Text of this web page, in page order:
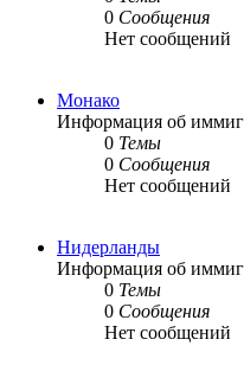
0 Сообщения
Нет сообщений
Монако
Информация об
0 Темы
0 Сообщения
Нет сообщений
Нидерланды
Информация об
0 Темы
0 Сообщения
Нет сообщений